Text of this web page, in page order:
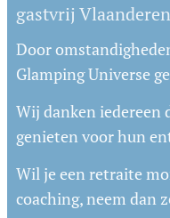
gastvrij
Door
Glamping Universe
Wij danken iedereen
genieten voor hun
Wil je een retraite
coaching, neem dan